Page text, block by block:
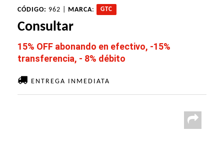
CÓDIGO: 962 | MARCA: GTC
Consultar
15% OFF abonando en efectivo, -15%
transferencia, - 8% débito
ENTREGA INMEDIATA